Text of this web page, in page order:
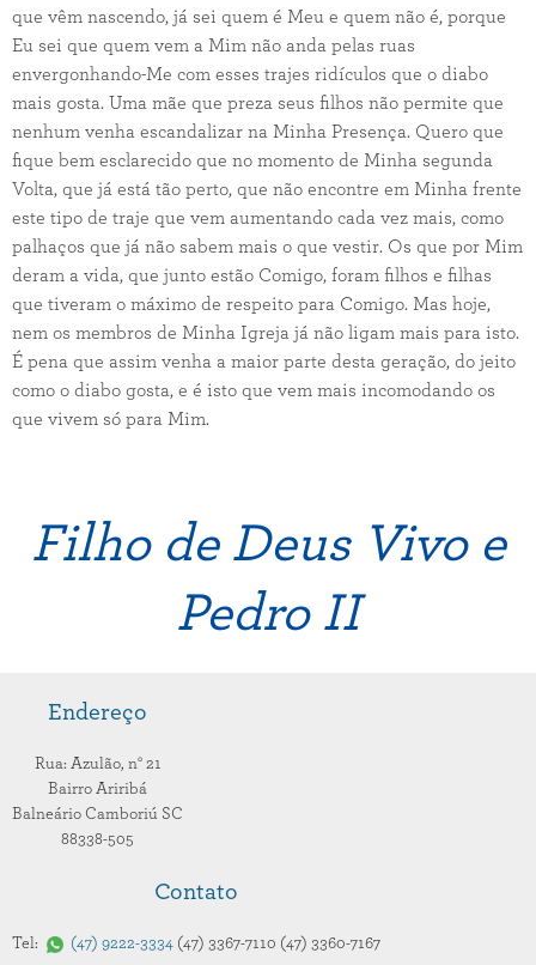
que vêm nascendo, já sei quem é Meu e quem não é, porque
Eu sei que quem vem a Mim não anda pelas ruas
envergonhando-Me com esses trajes ridículos que o diabo
mais gosta. Uma mãe que preza seus filhos não permite que
nenhum venha escandalizar na Minha Presença. Quero que
fique bem esclarecido que no momento de Minha segunda
Volta, que já está tão perto, que não encontre em Minha frente
este tipo de traje que vem aumentando cada vez mais, como
palhaços que já não sabem mais o que vestir. Os que por Mim
deram a vida, que junto estão Comigo, foram filhos e filhas
que tiveram o máximo de respeito para Comigo. Mas hoje,
nem os membros de Minha Igreja já não ligam mais para isto.
É pena que assim venha a maior parte desta geração, do jeito
como o diabo gosta, e é isto que vem mais incomodando os
que vivem só para Mim.
Filho de Deus Vivo e
Pedro II
Endereço
Rua: Azulão, n° 21
Bairro Ariribá
Balneário Camboriú SC
88338-505
Contato
Tel: 47 9222-3334 47 3367-7110 47 3360-7167